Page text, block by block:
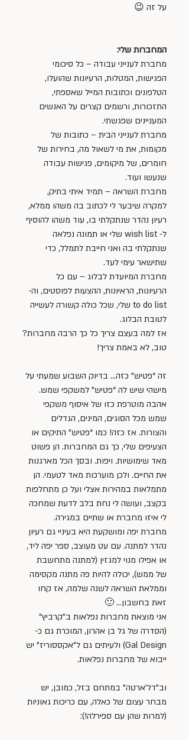
על זה 😉
המחברות שלי:
מחברת לענייני עבודה – כל סיכומי
הפגישות, המטלות, הרעיונות שהועלו,
הטלפונים וכתובות המייל שאספתי,
התזכורות, ורשמים קצרים על האנשים
המעניינים שפגשתי.
מחברת לענייני הבית – כתובות של
מקומות, את מי לשאול מה, בחירות של
חומרים, של מיקומים, פגישות עבודה
שנעשו ועוד.
מחברת השראה – תמיד איתי בתיק,
למקרה שיבער לי לכתוב בה משהו ממלא,
רעיון נהדר שנתקלתי בו, עוד משהו להוסיף
ל- wish list שלי או תמונה נפלאה
שנתקלתי בה ואני חייבת לתמלל, כדי
שתישאר עימי לעד.
מחברת המיועדת לבלוג – עם כל
הרעיונות, הראיונות, ההצעות לפוסטים, וה-
to do list שלי, שכל כולה קשורה לעשייה
לטובת הבלוג.
אז למה בעצם צריך כל כך הרבה מחברות?
טוב, לא באמת צריך!
זה “פטיש” כזה… בדיוק השבוע שמעתי על
מישהי שיש לה “פטיש” למשקפי שמש.
אהבה מוטרפת כזו של איסוף משקפי
שמש מכל הסוגים, המינים, הגדלים
והצורות. אז כזה! כמו “פטיש” התיקים או
הצעיפים שלי, כך גם המחברות. הן פשוט
מאד שימושיות. ויפות. ובסך הכל מארגנות
את החיים. ולכן מוערכות מאד לטעמי. הן
מתמלאות במהירות אצלי ועל כן מתחלפות
בקצב, ועושה לי נחת בלב לדעת שמחכה
לי איזו מחברת או שתיים במגירה.
מחברת יפה ומושקעת היא בעיניי גם רעיון
נהדר למתנה. עם עט מעוצב, ספר יפה ליד,
או אפילו מנוי למגזין (למתנה מתחשבת
של ממש), יכולה להיות פה מתנה מקסימה
וממלאת השראה לשנה שלמה, אז קחו
זאת בחשבון… 🙂
אני מוצאת מחברות נפלאות ב”קרביץ”
(הסדרה של גל בן אהרון, המוכרת גם כ-
Gal Design) ולעיתים גם ל”אקססוריז” יש
ייבוא של מחברות נפלאות.
וב”דל’ארטה” במתחם בזל, כמובן, יש
מבחר עצום של כאלה, עם כריכות גאוניות
(למרות שהן עם ספירלה!):